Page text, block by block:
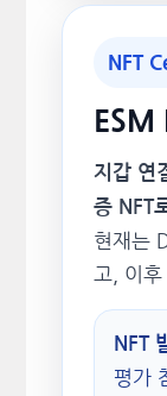
NFT
ESM
지갑 연
증 NFT
현재는
고, 이후
NFT
평가